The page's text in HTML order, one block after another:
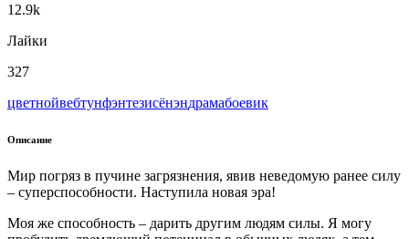
12.9k
Лайки
327
цветнойвeбтунфэнтезисёнэндрамабоевик
Описание
Мир погряз в пучине загрязнения, явив неведомую ранее силу
– суперспособности. Наступила новая эра!
Моя же способность – дарить другим людям силы. Я могу